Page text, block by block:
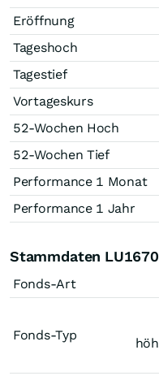
Eröffnung
Tageshoch
Tagestief
Vortageskurs
52-Wochen Hoch
52-Wochen Tief
Performance 1 Monat
Performance 1 Jahr
Stammdaten
Fonds-Art
Fonds-Typ